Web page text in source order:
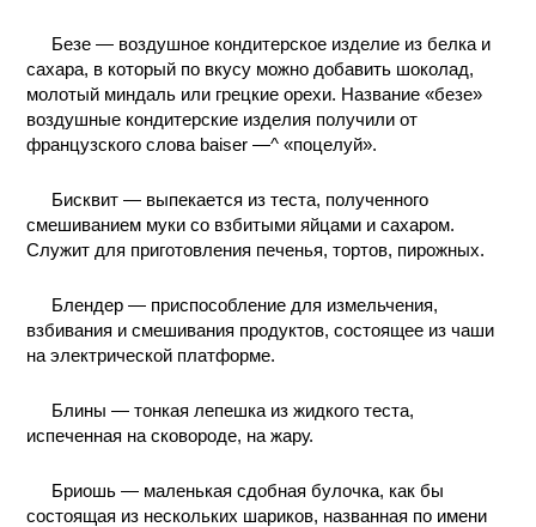
Безе — воздушное кондитерское изделие из белка и
сахара, в который по вкусу можно добавить шоколад,
молотый миндаль или грецкие орехи. Название «безе»
воздушные кондитерские изделия получили от
французского слова baiser —^ «поцелуй».
Бисквит — выпекается из теста, полученного
смешиванием муки со взбитыми яйцами и сахаром.
Служит для приготовления печенья, тортов, пирожных.
Блендер — приспособление для измельчения,
взбивания и смешивания продуктов, состоящее из чаши
на электрической платформе.
Блины — тонкая лепешка из жидкого теста,
испеченная на сковороде, на жару.
Бриошь — маленькая сдобная булочка, как бы
состоящая из нескольких шариков, названная по имени